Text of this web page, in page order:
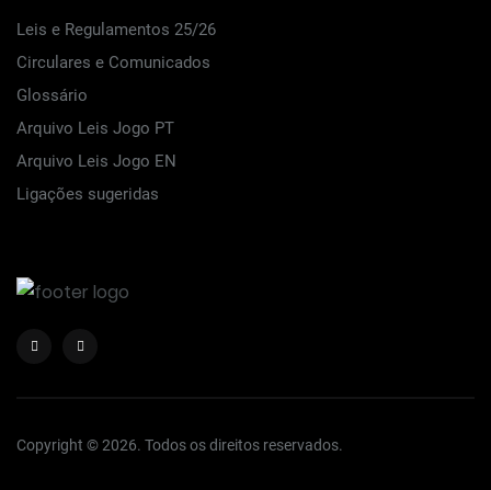
Leis e Regulamentos 25/26
Circulares e Comunicados
Glossário
Arquivo Leis Jogo PT
Arquivo Leis Jogo EN
Ligações sugeridas
Copyright © 2026. Todos os direitos reservados.